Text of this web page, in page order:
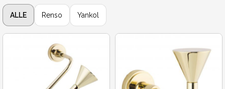
ALLE Renso Yankol